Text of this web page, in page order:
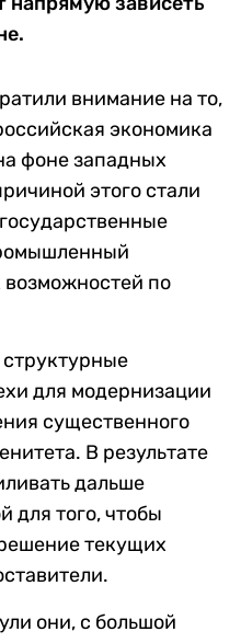
внимание на то,
экономика
фоне западных
этого стали
возможностей по
для модернизации
существенного
В результате
дальше
для того, чтобы
текущих
они, с большой